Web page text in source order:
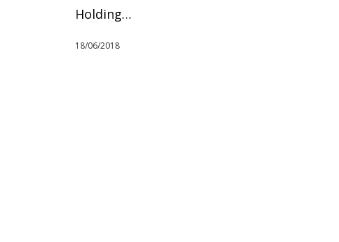
Holding…
18/06/2018